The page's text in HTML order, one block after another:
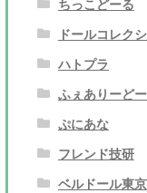
ドールコレク
ハトプラ
ふぇありーど
ぷにあな
フレンド技研
ベルドール東京